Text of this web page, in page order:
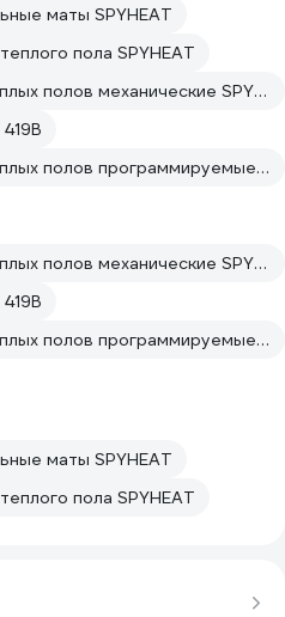
маты SPYHEAT
пола SPYHEAT
Терморегуляторы для теплых полов механические SPYHEAT
Терморегуляторы для теплых полов программируемые SPYHEAT
Терморегуляторы для теплых полов механические SPYHEAT
Терморегуляторы для теплых полов программируемые SPYHEAT
маты SPYHEAT
пола SPYHEAT